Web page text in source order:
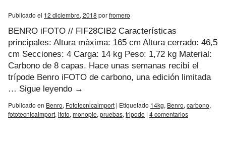
Publicado el 12 diciembre, 2018 porfromero
BENRO iFOTO // FIF28CIB2 Características
principales: Altura máxima: 165 cm Altura cerrado: 46,5
cm Secciones: 4 Carga: 14 kg Peso: 1,72 kg Material:
Carbono de 8 capas. Hace unas semanas recibí el
trípode Benro iFOTO de carbono, una edición limitada
… Sigue leyendo →
Publicado en Benro, Fototecnicaimport | Etiquetado 14kg, Benro, carbono,
fototecnicaimport, ifoto, monopie, pruebas, tripode | 4 comentarios